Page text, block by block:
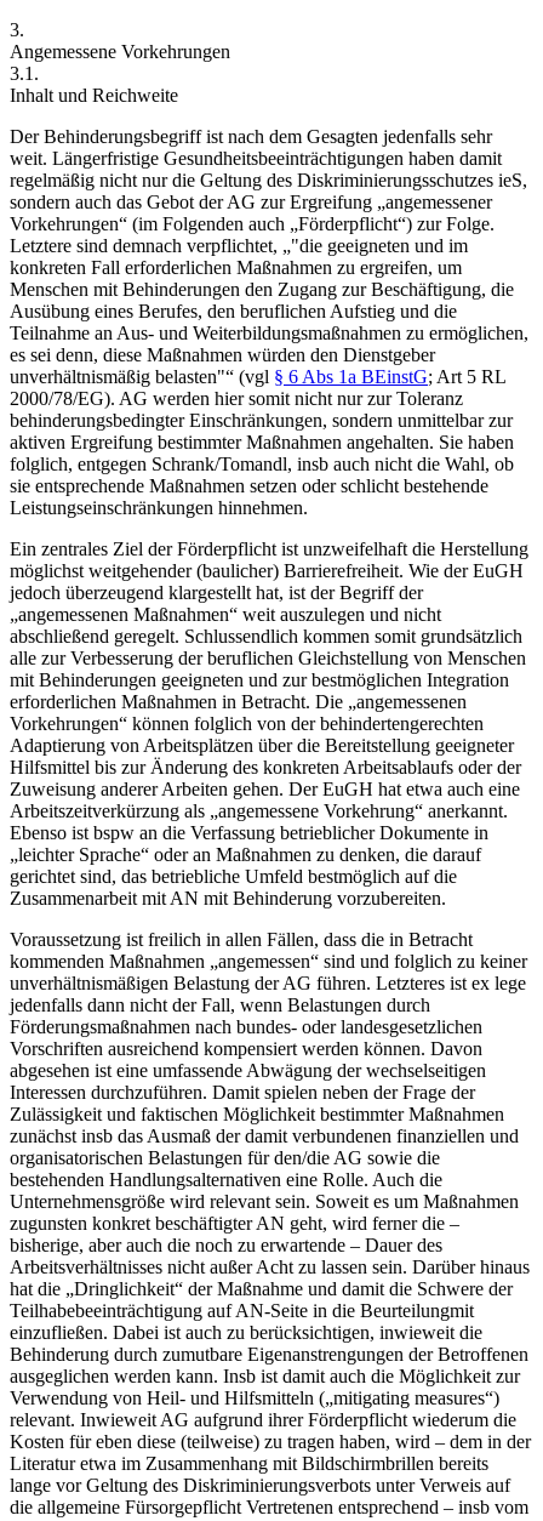
3.
Angemessene Vorkehrungen
3.1.
Inhalt und Reichweite
Der Behinderungsbegriff ist nach dem Gesagten jedenfalls sehr
weit. Längerfristige Gesundheitsbeeinträchtigungen haben damit
regelmäßig nicht nur die Geltung des Diskriminierungsschutzes ieS,
sondern auch das Gebot der AG zur Ergreifung „angemessener
Vorkehrungen“ (im Folgenden auch „Förderpflicht“) zur Folge.
Letztere sind demnach verpflichtet, „ die geeigneten und im
konkreten Fall erforderlichen Maßnahmen zu ergreifen, um
Menschen mit Behinderungen den Zugang zur Beschäftigung, die
Ausübung eines Berufes, den beruflichen Aufstieg und die
Teilnahme an Aus- und Weiterbildungsmaßnahmen zu ermöglichen,
es sei denn, diese Maßnahmen würden den Dienstgeber
unverhältnismäßig belasten “ (vgl § 6 Abs 1a BEinstG; Art 5 RL
2000/78/EG). AG werden hier somit nicht nur zur Toleranz
behinderungsbedingter Einschränkungen, sondern unmittelbar zur
aktiven Ergreifung bestimmter Maßnahmen angehalten. Sie haben
folglich, entgegen Schrank/Tomandl, insb auch nicht die Wahl, ob
sie entsprechende Maßnahmen setzen oder schlicht bestehende
Leistungseinschränkungen hinnehmen.
Ein zentrales Ziel der Förderpflicht ist unzweifelhaft die Herstellung
möglichst weitgehender (baulicher) Barrierefreiheit. Wie der EuGH
jedoch überzeugend klargestellt hat, ist der Begriff der
„angemessenen Maßnahmen“ weit auszulegen und nicht
abschließend geregelt. Schlussendlich kommen somit grundsätzlich
alle zur Verbesserung der beruflichen Gleichstellung von Menschen
mit Behinderungen geeigneten und zur bestmöglichen Integration
erforderlichen Maßnahmen in Betracht. Die „angemessenen
Vorkehrungen“ können folglich von der behindertengerechten
Adaptierung von Arbeitsplätzen über die Bereitstellung geeigneter
Hilfsmittel bis zur Änderung des konkreten Arbeitsablaufs oder der
Zuweisung anderer Arbeiten gehen. Der EuGH hat etwa auch eine
Arbeitszeitverkürzung als „angemessene Vorkehrung“ anerkannt.
Ebenso ist bspw an die Verfassung betrieblicher Dokumente in
„leichter Sprache“ oder an Maßnahmen zu denken, die darauf
gerichtet sind, das betriebliche Umfeld bestmöglich auf die
Zusammenarbeit mit AN mit Behinderung vorzubereiten.
Voraussetzung ist freilich in allen Fällen, dass die in Betracht
kommenden Maßnahmen „angemessen“ sind und folglich zu keiner
unverhältnismäßigen Belastung der AG führen. Letzteres ist ex lege
jedenfalls dann nicht der Fall, wenn Belastungen durch
Förderungsmaßnahmen nach bundes- oder landesgesetzlichen
Vorschriften ausreichend kompensiert werden können. Davon
abgesehen ist eine umfassende Abwägung der wechselseitigen
Interessen durchzuführen. Damit spielen neben der Frage der
Zulässigkeit und faktischen Möglichkeit bestimmter Maßnahmen
zunächst insb das Ausmaß der damit verbundenen finanziellen und
organisatorischen Belastungen für den/die AG sowie die
bestehenden Handlungsalternativen eine Rolle. Auch die
Unternehmensgröße wird relevant sein. Soweit es um Maßnahmen
zugunsten konkret beschäftigter AN geht, wird ferner die –
bisherige, aber auch die noch zu erwartende – Dauer des
Arbeitsverhältnisses nicht außer Acht zu lassen sein. Darüber hinaus
hat die „Dringlichkeit“ der Maßnahme und damit die Schwere der
Teilhabebeeinträchtigung auf AN-Seite in die Beurteilungmit
einzufließen. Dabei ist auch zu berücksichtigen, inwieweit die
Behinderung durch zumutbare Eigenanstrengungen der Betroffenen
ausgeglichen werden kann. Insb ist damit auch die Möglichkeit zur
Verwendung von Heil- und Hilfsmitteln („mitigating measures“)
relevant. Inwieweit AG aufgrund ihrer Förderpflicht wiederum die
Kosten für eben diese (teilweise) zu tragen haben, wird – dem in der
Literaturetwa im Zusammenhang mit Bildschirmbrillen bereits
lange vor Geltung des Diskriminierungsverbots unter Verweis auf
die allgemeine Fürsorgepflicht Vertretenen entsprechend – insb vom